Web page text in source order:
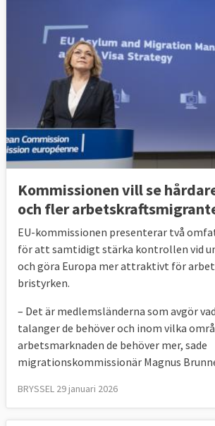
Kommissionen vill se
och fler
EU-kommissionen presenterar två
för att samtidigt stärka kontrollen vid
och göra Europa mer attraktivt för
bristyrken.
– Det är medlemsländerna som avgör
talanger de behöver och inom vilka
arbetsmarknaden de behöver mer, sade
migrationskommissionär Magnus
BRYSSEL 29 januari 2026